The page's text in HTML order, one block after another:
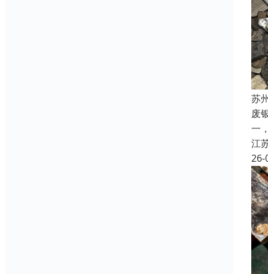
苏
废
一
江
26-